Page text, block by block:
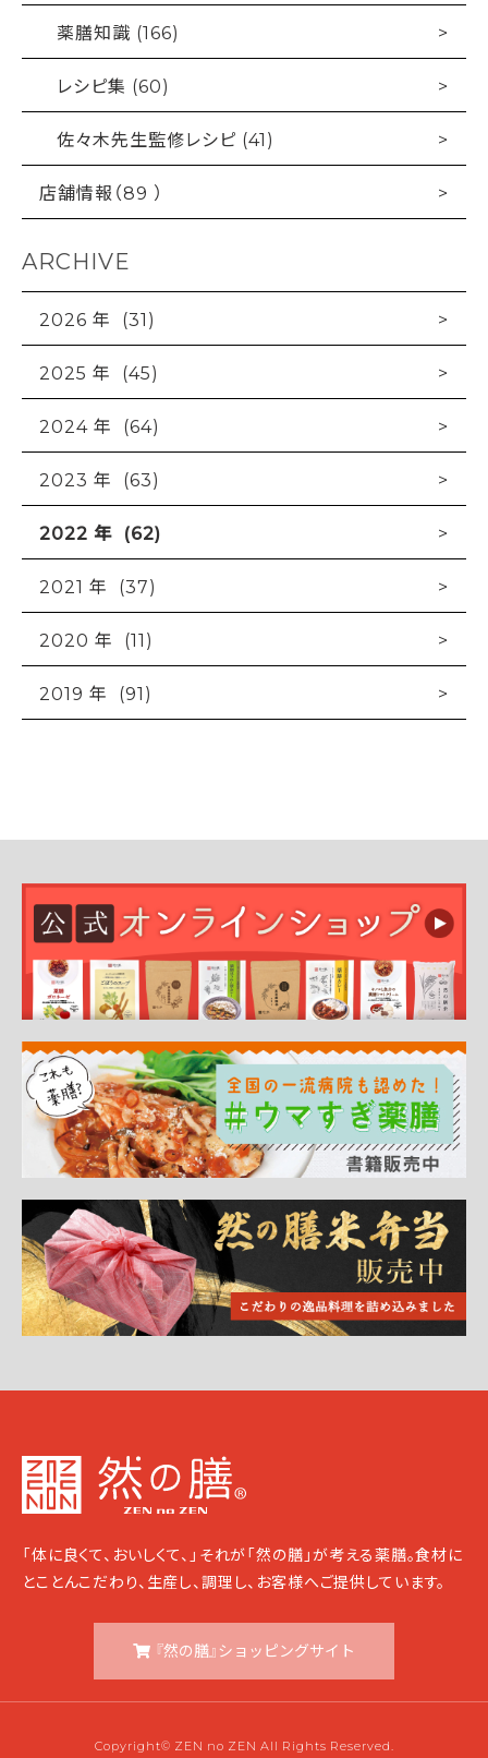
薬膳知識 (166)
レシピ集 (60)
佐々木先生監修レシピ (41)
店舗情報（89 ）
ARCHIVE
2026 年 (31)
2025 年 (45)
2024 年 (64)
2023 年 (63)
2022 年 (62)
2021 年 (37)
2020 年 (11)
2019 年 (91)
「体に良くて、おいしくて、」それが「然の膳」が考える薬膳。食材に
とことんこだわり、生産し、調理し、お客様へご提供しています。
『然の膳』ショッピングサイト
Copyright© ZEN no ZEN All Rights Reserved.